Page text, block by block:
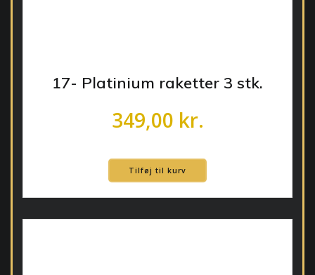
17- Platinium raketter 3 stk.
349,00 kr.
Tilføj til kurv